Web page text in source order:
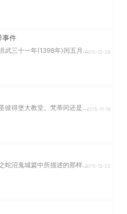
事件
武三十一年(1398年)闰五月...2015-12-26
彼得堡大教堂。梵蒂冈还是...2015-11-19
蛇沼鬼城篇中所描述的那样...2015-12-22